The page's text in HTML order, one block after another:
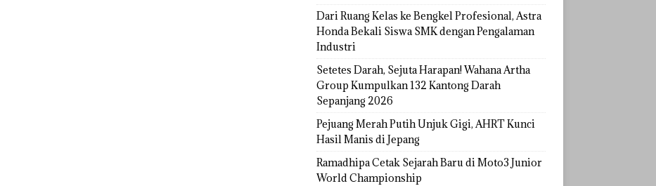
Dari Ruang Kelas ke Bengkel Profesional, Astra
Honda Bekali Siswa SMK dengan Pengalaman
Industri
Setetes Darah, Sejuta Harapan! Wahana Artha
Group Kumpulkan 132 Kantong Darah
Sepanjang 2026
Pejuang Merah Putih Unjuk Gigi, AHRT Kunci
Hasil Manis di Jepang
Ramadhipa Cetak Sejarah Baru di Moto3 Junior
World Championship